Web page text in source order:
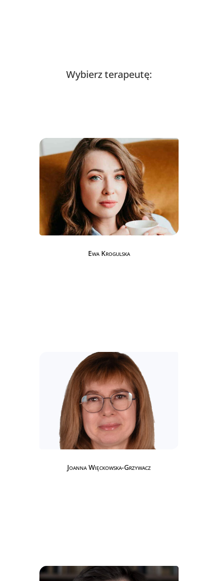
Wybierz terapeutę:
Ewa Krogulska
Joanna Więckowska-Grzywacz